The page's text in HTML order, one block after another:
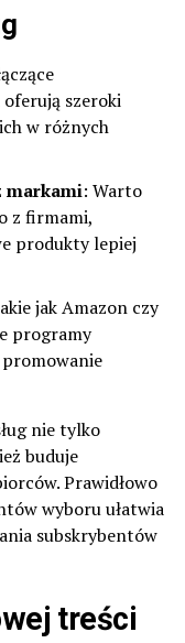
szeroki
w różnych
markami: Warto
z firmami,
produkty lepiej
jak Amazon czy
programy
nie tylko
buduje
Prawidłowo
wyboru ułatwia
subskrybentów
treści